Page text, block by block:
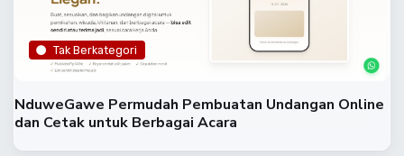
Tak Berkategori
NduweGawe Permudah Pembuatan Undangan Online
dan Cetak untuk Berbagai Acara